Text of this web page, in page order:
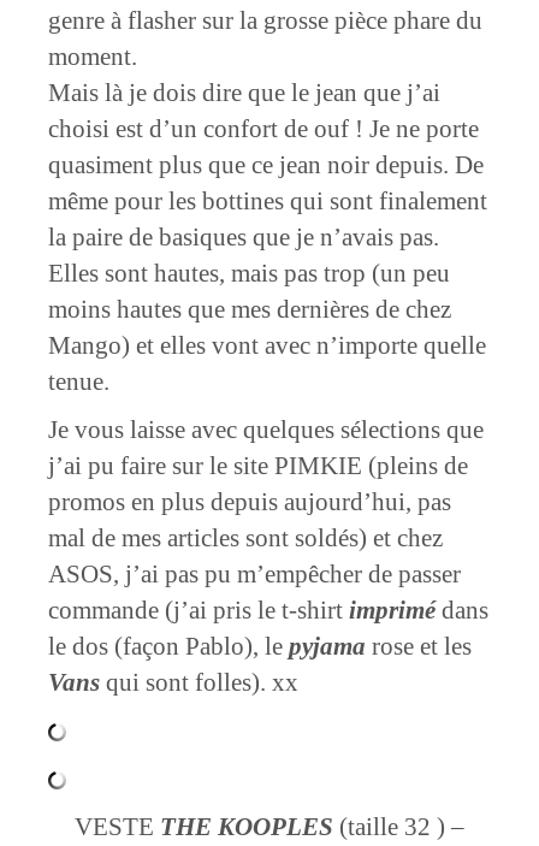
genre à flasher sur la grosse pièce phare du
moment.
Mais là je dois dire que le jean que j’ai
choisi est d’un confort de ouf ! Je ne porte
quasiment plus que ce jean noir depuis. De
même pour les bottines qui sont finalement
la paire de basiques que je n’avais pas.
Elles sont hautes, mais pas trop (un peu
moins hautes que mes dernières de chez
Mango) et elles vont avec n’importe quelle
tenue.
Je vous laisse avec quelques sélections que
j’ai pu faire sur le site PIMKIE (pleins de
promos en plus depuis aujourd’hui, pas
mal de mes articles sont soldés) et chez
ASOS, j’ai pas pu m’empêcher de passer
commande (j’ai pris le t-shirtimprimédans
le dos (façon Pablo), lepyjama rose et les
Vans qui sont folles). xx
VESTE THE KOOPLES (taille 32 ) –